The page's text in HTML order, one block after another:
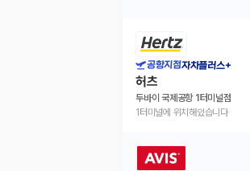
공항지점자차플러스+
허츠
두바이 국제공항 1터미널점
1터미널에 위치해있습니다